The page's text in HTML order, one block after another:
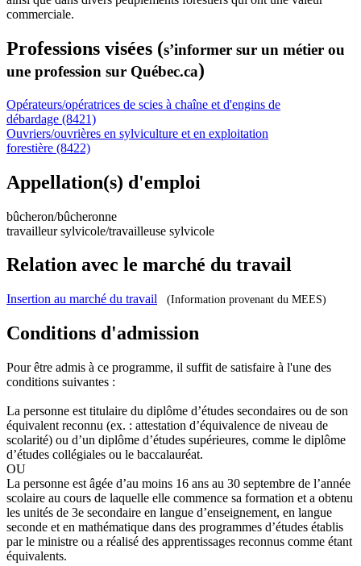
commerciale.
Professions visées (s’informer sur un métier ou
une profession sur Québec.ca)
Opérateurs/opératrices de scies à chaîne et d'engins de
débardage (8421)
Ouvriers/ouvrières en sylviculture et en exploitation
forestière (8422)
Appellation(s) d'emploi
bûcheron/bûcheronne
travailleur sylvicole/travailleuse sylvicole
Relation avec le marché du travail
Insertion au marché du travail (Information provenant du MEES)
Conditions d'admission
Pour être admis à ce programme, il suffit de satisfaire à l'une des
conditions suivantes :
La personne est titulaire du diplôme d’études secondaires ou de son
équivalent reconnu (ex. : attestation d’équivalence de niveau de
scolarité) ou d’un diplôme d’études supérieures, comme le diplôme
d’études collégiales ou le baccalauréat.
OU
La personne est âgée d’au moins 16 ans au 30 septembre de l’année
scolaire au cours de laquelle elle commence sa formation et a obtenu
les unités de 3e secondaire en langue d’enseignement, en langue
seconde et en mathématique dans des programmes d’études établis
par le ministre ou a réalisé des apprentissages reconnus comme étant
équivalents.